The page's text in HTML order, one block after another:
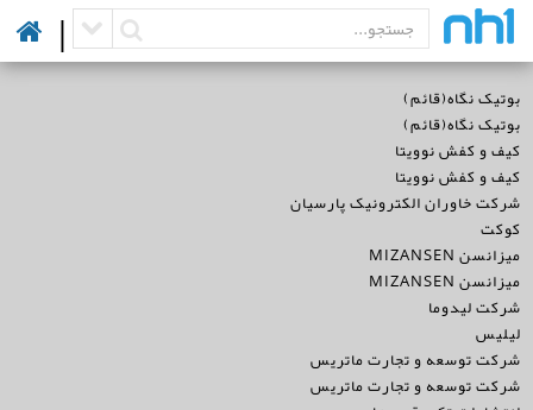
|
بوتیک نگاه(قائم)
بوتیک نگاه(قائم)
کیف و کفش نوویتا
کیف و کفش نوویتا
شرکت خاوران الکترونیک پارسیان
کوکت
میزانسن MIZANSEN
میزانسن MIZANSEN
شرکت لیدوما
لیلیس
شرکت توسعه و تجارت ماتریس
شرکت توسعه و تجارت ماتریس